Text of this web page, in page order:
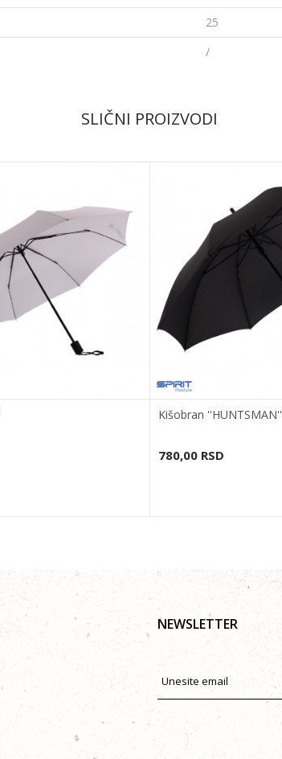
25
/
SLIČNI PROIZVODI
Kišobran ''HUNTSMAN''
780,00 RSD
NEWSLETTER